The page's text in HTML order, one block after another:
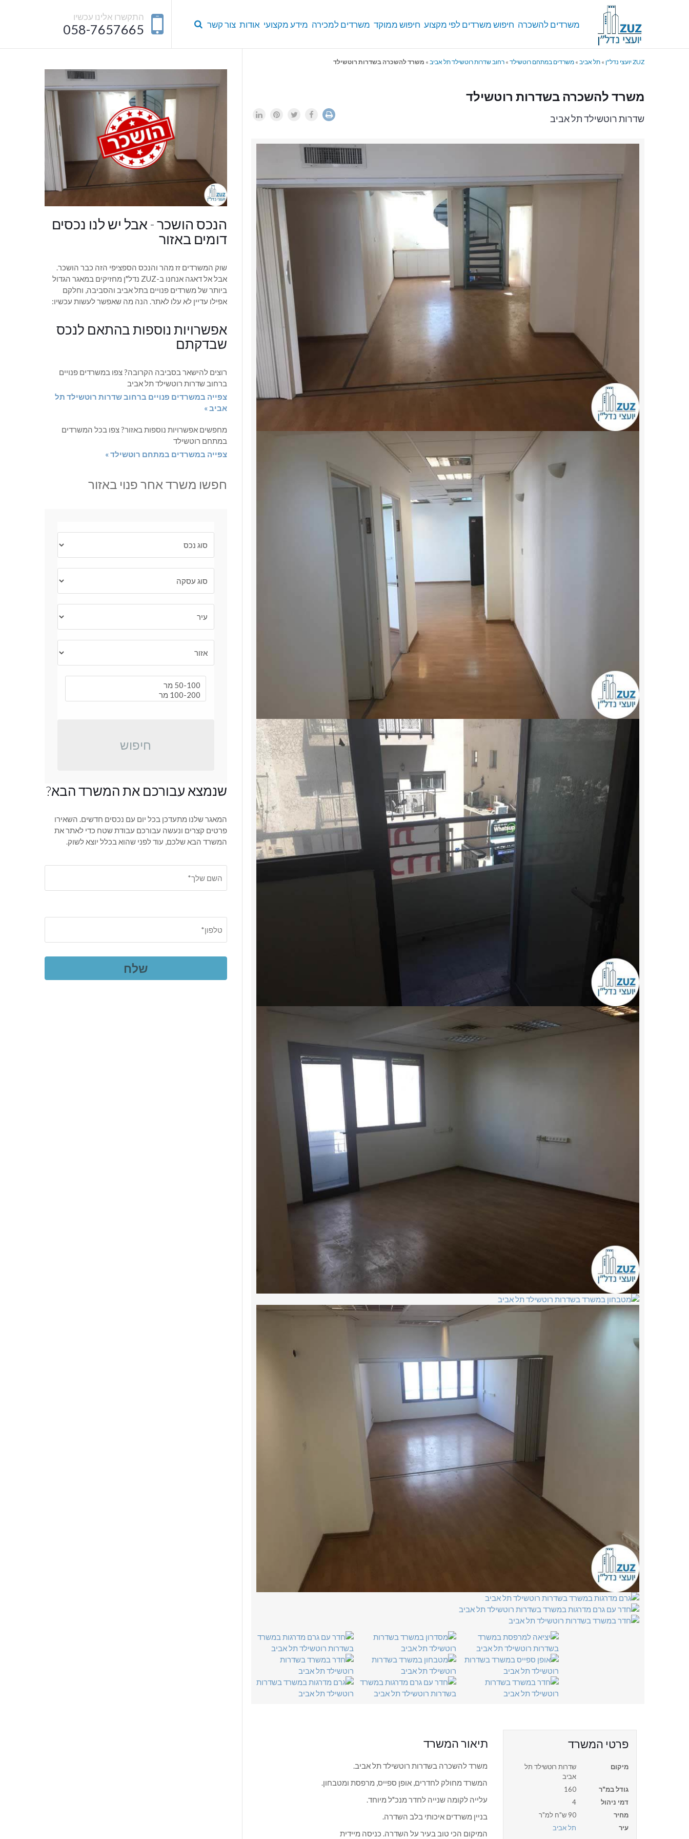
התקשרו אלינו עכשיו
058-7657665 משרדים להשכרה חיפוש משרדים לפי מקצוע חיפוש ממוקד משרדים למכירה מידע מקצועי אודות צור קשר
ZUZ יועצי נדל"ן » תל אביב » משרדים במתחם רוטשילד » רחוב שדרות רוטשילד תל אביב » משרד להשכרה בשדרות רוטשילד
משרד להשכרה בשדרות רוטשילד
שדרות רוטשילד תל אביב
פרטי המשרד
מיקום
שדרות רוטשילד תל
אביב
גודל במ"ר
160
דמי ניהול
4
מחיר
90 ש"ח למ"ר
עיר
תל אביב
תיאור המשרד
משרד להשכרה בשדרות רוטשילד תל אביב.
המשרד מחולק לחדרים, אופן ספייס, מרפסת ומטבחון.
עלייה לקומה שנייה לחדר מנכ"ל מיוחד.
בניין משרדים איכותי בלב השדרה.
המיקום הכי טוב בעיר על השדרה. כניסה מיידית
הנכס הושכר - אבל יש לנו נכסים
דומים באזור
שוק המשרדים זז מהר והנכס הספציפי הזה כבר הושכר.
אבל אל דאגה אנחנו ב-ZUZ נדל"ן מחזיקים במאגר הגדול
ביותר של משרדים פנויים בתל אביב והסביבה, וחלקם
אפילו עדיין לא עלו לאתר. הנה מה שאפשר לעשות עכשיו:
אפשרויות נוספות בהתאם לנכס
שבדקתם
רוצים להישאר בסביבה הקרובה? צפו במשרדים פנויים
ברחוב שדרות רוטשילד תל אביב
צפייה במשרדים פנויים ברחוב שדרות רוטשילד תל
אביב »
מחפשים אפשרויות נוספות באזור? צפו בכל המשרדים
במתחם רוטשילד
צפייה במשרדים במתחם רוטשילד »
חפשו משרד אחר פנוי באזור
חיפוש
שנמצא עבורכם את המשרד הבא?
המאגר שלנו מתעדכן בכל יום עם נכסים חדשים. השאירו
פרטים קצרים ונעשה עבורכם עבודת שטח כדי לאתר את
המשרד הבא שלכם, עוד לפני שהוא בכלל יוצא לשוק.